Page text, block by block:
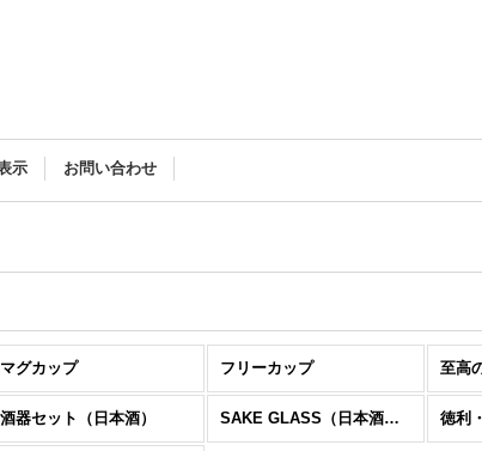
示 お問い合わせ
マグカップ フリーカップ 至高
酒器セット（日本酒） SAKE GLASS（日本酒グラス） 徳利